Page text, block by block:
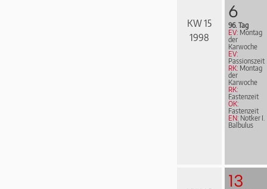
KW 15
1998
6
96. Tag
EV: Montag
der
Karwoche
EV:
Passionszeit
RK: Montag
der
Karwoche
RK:
Fastenzeit
ÖK:
Fastenzeit
EN: Notker I.
Balbulus
13